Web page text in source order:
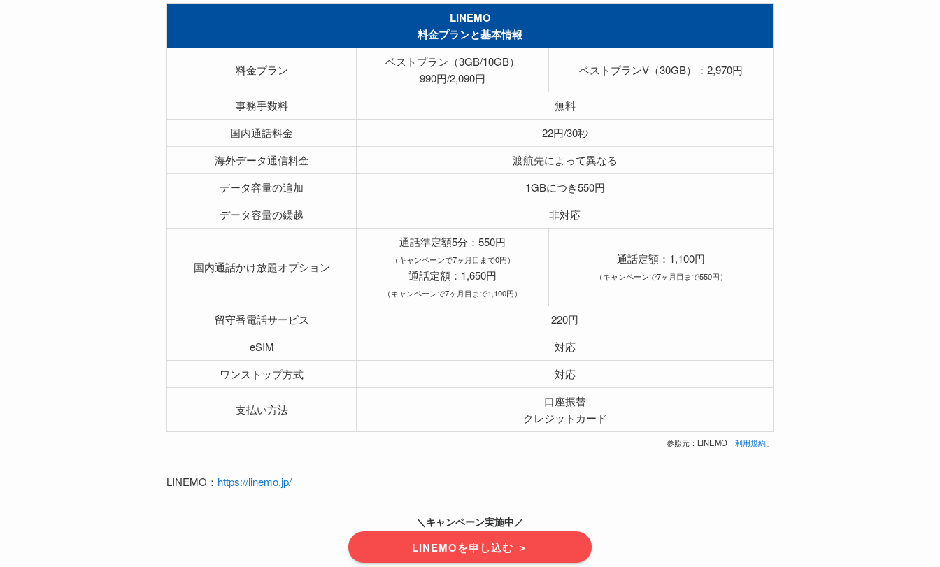
LINEMO
料金プランと基本情報
料金プラン
ベストプラン（3GB/10GB）
990円/2,090円
ベストプランV（30GB）：2,970円
事務手数料
無料
国内通話料金
22円/30秒
海外データ通信料金
渡航先によって異なる
データ容量の追加
1GBにつき550円
データ容量の繰越
非対応
国内通話かけ放題オプション
通話準定額5分：550円
（キャンペーンで7ヶ月目まで0円）
通話定額：1,650円
（キャンペーンで7ヶ月目まで1,100円）
通話定額：1,100円
（キャンペーンで7ヶ月目まで550円）
留守番電話サービス
220円
eSIM
対応
ワンストップ方式
対応
支払い方法
口座振替
クレジットカード
参照元：LINEMO「利用規約 」
LINEMO： https://linemo.jp/
＼キャンペーン実施中／
LINEMOを申し込む ＞